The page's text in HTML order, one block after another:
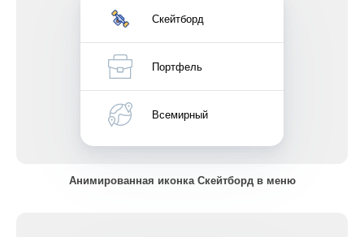
Скейтборд
Портфель
Всемирный
Анимированная иконка Скейтборд в меню